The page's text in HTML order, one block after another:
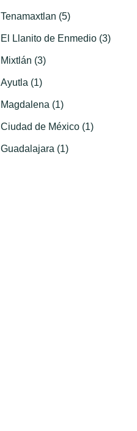
Tenamaxtlan (5)
El Llanito de Enmedio (3)
Mixtlán (3)
Ayutla (1)
Magdalena (1)
Ciudad de México (1)
Guadalajara (1)